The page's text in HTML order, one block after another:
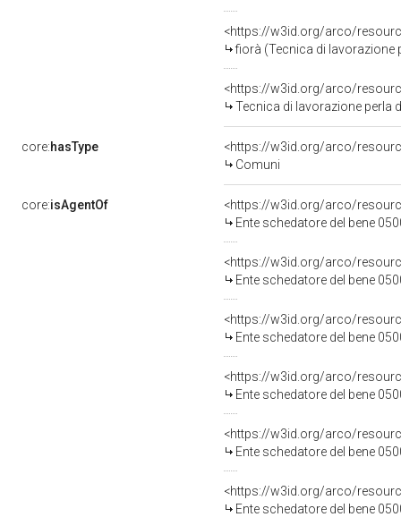
<https://w3id.org/arco/
fiorà (Tecnica di lavorazione
<https://w3id.org/arco/
Tecnica di lavorazione perla
core:hasType
<https://w3id.org/arco/
Comuni
core:isAgentOf
<https://w3id.org/arco/
Ente schedatore del bene
<https://w3id.org/arco/
Ente schedatore del bene
<https://w3id.org/arco/
Ente schedatore del bene
<https://w3id.org/arco/
Ente schedatore del bene
<https://w3id.org/arco/
Ente schedatore del bene
<https://w3id.org/arco/
Ente schedatore del bene